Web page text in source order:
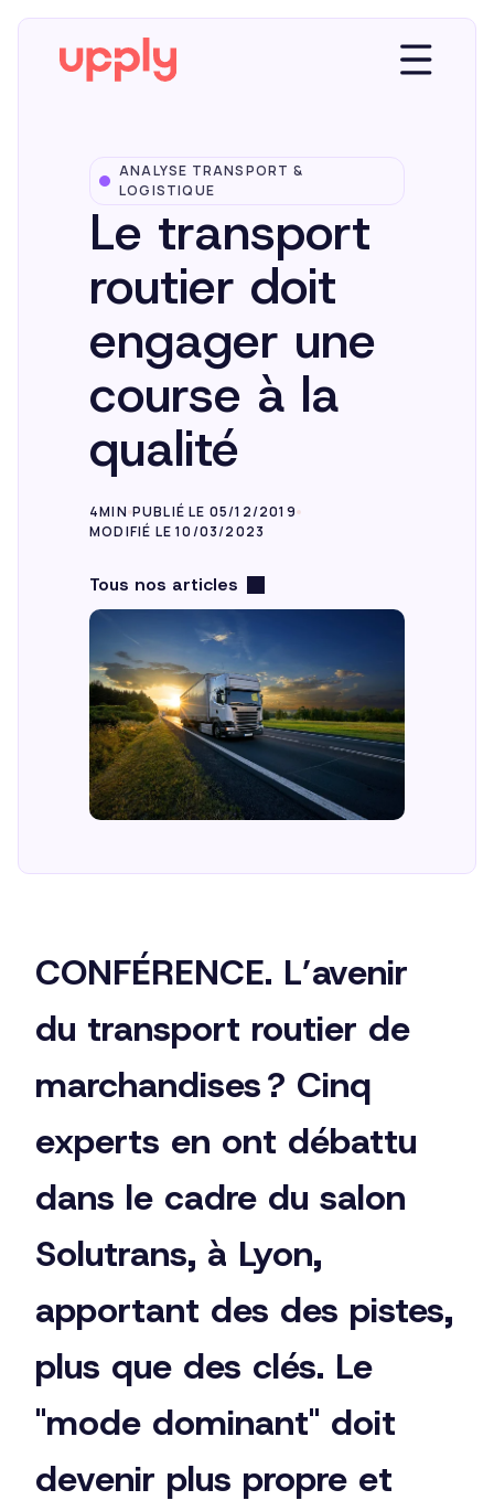
Plateforme
Market Insights
Ressources
Entreprise
ANALYSE TRANSPORT &
LOGISTIQUE
Le transport
routier doit
engager une
course à la
qualité
4MIN PUBLIÉ LE 05/12/2019
MODIFIÉ LE 10/03/2023
Tous nos articles
CONFÉRENCE. L’avenir
du transport routier de
marchandises ? Cinq
experts en ont débattu
dans le cadre du salon
Solutrans, à Lyon,
apportant des des pistes,
plus que des clés. Le
"mode dominant" doit
devenir plus propre et